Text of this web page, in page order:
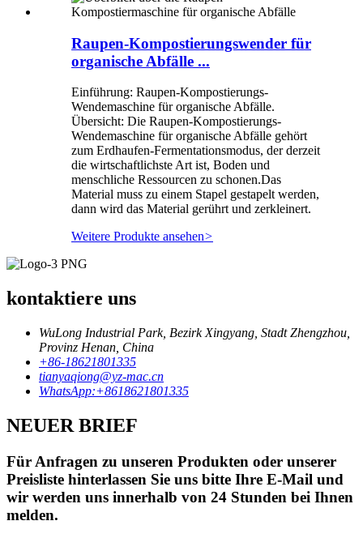
Raupen-Kompostierungswender für
organische Abfälle ...
Einführung: Raupen-Kompostierungs-
Wendemaschine für organische Abfälle.
Übersicht: Die Raupen-Kompostierungs-
Wendemaschine für organische Abfälle gehört
zum Erdhaufen-Fermentationsmodus, der derzeit
die wirtschaftlichste Art ist, Boden und
menschliche Ressourcen zu schonen.Das
Material muss zu einem Stapel gestapelt werden,
dann wird das Material gerührt und zerkleinert.
Weitere Produkte ansehen>
kontaktiere uns
WuLong Industrial Park, Bezirk Xingyang, Stadt Zhengzhou,
Provinz Henan, China
+86-18621801335
tianyaqiong@yz-mac.cn
WhatsApp:+8618621801335
NEUER BRIEF
Für Anfragen zu unseren Produkten oder unserer
Preisliste hinterlassen Sie uns bitte Ihre E-Mail und
wir werden uns innerhalb von 24 Stunden bei Ihnen
melden.